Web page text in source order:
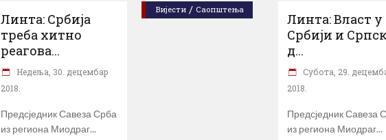
Линта: Србија
треба хитно
реагова...
Недеља, 30. децембар
2018.
Предсједник Савеза Срба
из региона Миодраг
Вијести/ Саопштења
Линта: Власт у
Србији и
д...
Субота, 29.
2018.
Предсједник Савеза
из региона Миодраг